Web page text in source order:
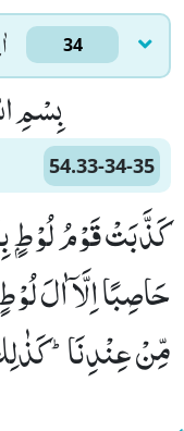
34
بِسْمِ
54.33-34-35
مِّنْ عِنْدِنَاؕ-